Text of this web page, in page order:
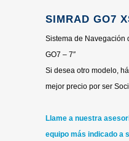
SIMRAD GO7
Sistema de Navegación
GO7 – 7″
Si desea otro modelo,
mejor precio por ser
Llame a nuestra
equipo más indicado a